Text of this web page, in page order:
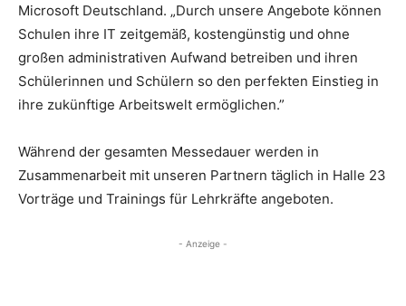
Microsoft Deutschland. „Durch unsere Angebote können
Schulen ihre IT zeitgemäß, kostengünstig und ohne
großen administrativen Aufwand betreiben und ihren
Schülerinnen und Schülern so den perfekten Einstieg in
ihre zukünftige Arbeitswelt ermöglichen.”
Während der gesamten Messedauer werden in
Zusammenarbeit mit unseren Partnern täglich in Halle 23
Vorträge und Trainings für Lehrkräfte angeboten.
- Anzeige -